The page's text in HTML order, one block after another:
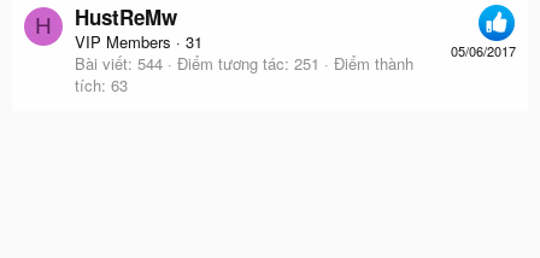
H
05/06/2017
HustReMw
VIP Members · 31
Bài viết 544 Điểm tương tác 251
Điểm thành
tích 63